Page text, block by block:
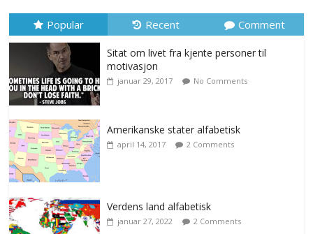
Popular Recent Comment
Sitat om livet fra kjente personer til
motivasjon
januar 29, 2017 No Comments
Amerikanske stater alfabetisk
april 14, 2017 2 Comments
Verdens land alfabetisk
januar 27, 2022 2 Comments